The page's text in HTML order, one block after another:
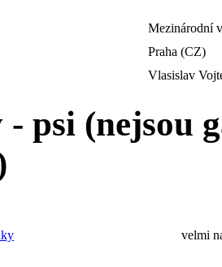
Mezinárodní
Praha (CZ)
Vlasislav
- psi (nejsou
velmi